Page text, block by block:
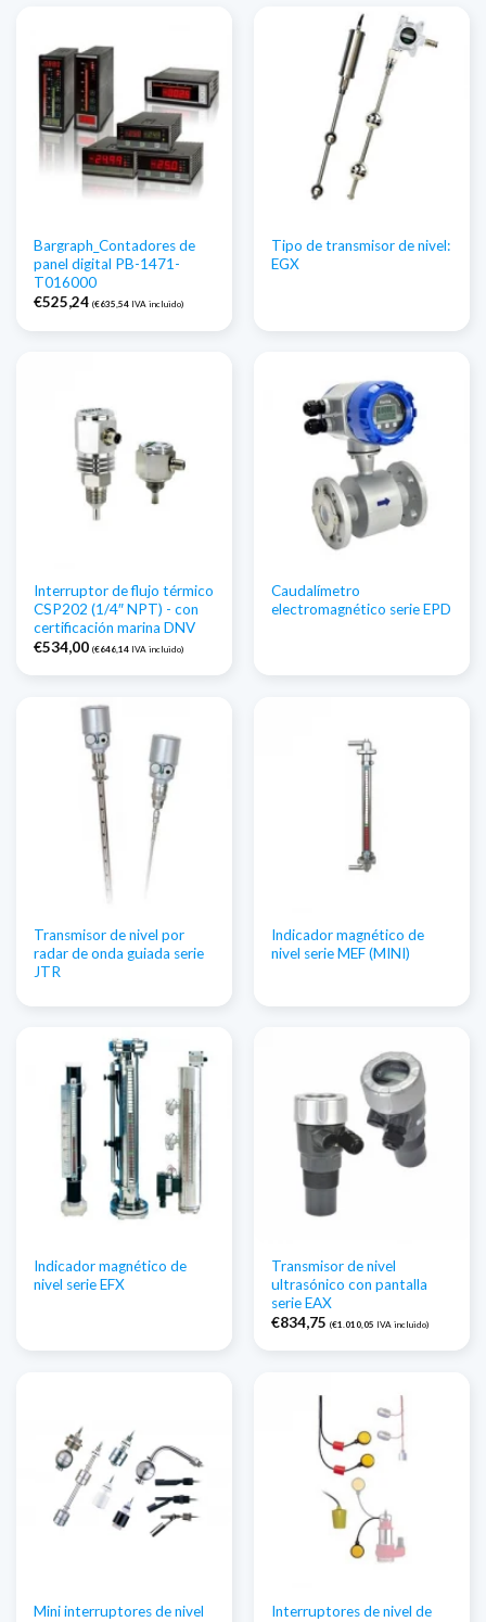
Bargraph_Contadores de
panel digital PB-1471-
T016000
€525,24 (€635,54 IVA incluido)
Tipo de transmisor de nivel:
EGX
Interruptor de flujo térmico
CSP202 (1/4″ NPT) - con
certificación marina DNV
€534,00 (€646,14 IVA incluido)
Caudalímetro
electromagnético serie EPD
Transmisor de nivel por
radar de onda guiada serie
JTR
Indicador magnético de
nivel serie MEF (MINI)
Indicador magnético de
nivel serie EFX
Transmisor de nivel
ultrasónico con pantalla
serie EAX
€834,75 (€1.010,05 IVA incluido)
Mini interruptores de nivel
Interruptores de nivel de